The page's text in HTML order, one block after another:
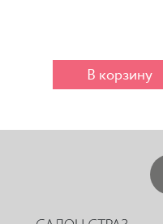
В корзину